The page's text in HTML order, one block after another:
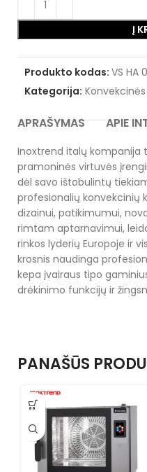
Į
Produkto kodas: VS HA
Kategorija:
APRAŠYMAS APIE
Inoxtrend italų kompanija
pramoninės virtuvės
dėl savo ištobulintų
profesionalių konvekcinių
dizainui, patikimumui,
rimtam aptarnavimui,
rinkos lyderių Europoje ir
krosnis naudinga
kepa įvairaus tipo
drėkinimo funkcijų ir
PANAŠŪS